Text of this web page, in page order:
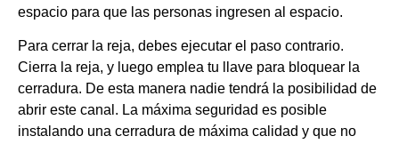
espacio para que las personas ingresen al espacio.
Para cerrar la reja, debes ejecutar el paso contrario.
Cierra la reja, y luego emplea tu llave para bloquear la
cerradura. De esta manera nadie tendrá la posibilidad de
abrir este canal. La máxima seguridad es posible
instalando una cerradura de máxima calidad y que no